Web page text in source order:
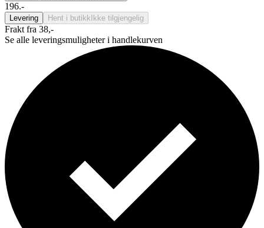
196.-
Levering Hent i butikk Ikke tilgjengelig
Frakt fra 38,-
Se alle leveringsmuligheter i handlekurven